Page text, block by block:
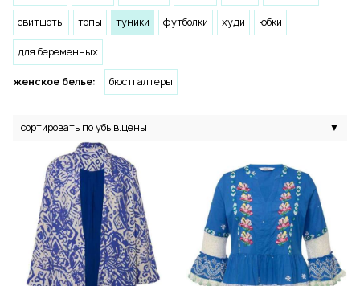
свитшоты топы туники футболки худи юбки
для беременных
женское белье: бюстгалтеры
сортировать по убыв.цены ▼